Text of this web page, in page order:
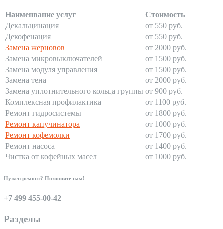
Наименвание услуг
Стоимость
Декальцинация
от 550 руб.
Декофенация
от 550 руб.
Замена жерновов
от 2000 руб.
Замена микровыключателей
от 1500 руб.
Замена модуля управления
от 1500 руб.
Замена тена
от 2000 руб.
Замена уплотнительного кольца группы от 900 руб.
Комплексная профилактика
от 1100 руб.
Ремонт гидросистемы
от 1800 руб.
Ремонт капучинатора
от 1000 руб.
Ремонт кофемолки
от 1700 руб.
Ремонт насоса
от 1400 руб.
Чистка от кофейных масел
от 1000 руб.
Нужен ремонт? Позвоните нам!
+7 499 455-00-42
Разделы